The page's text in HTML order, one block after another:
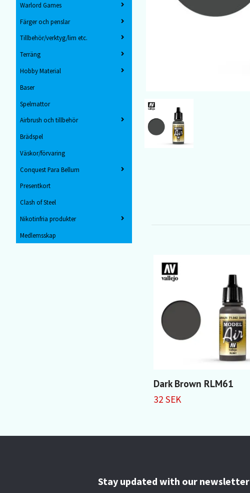
Warlord Games
Färger och penslar
Tillbehör/verktyg/lim etc.
Terräng
Hobby Material
Baser
Spelmattor
Airbrush och tillbehör
Brädspel
Väskor/förvaring
Conquest Para Bellum
Presentkort
Clash of Steel
Nikotinfria produkter
Medlemsskap
Dark Brown RLM61
32 SEK
Stay updated with our newsletter